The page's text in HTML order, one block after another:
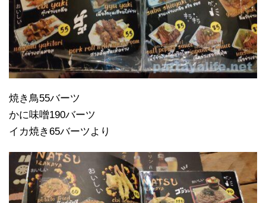
焼き鳥55バーツ
かに味噌190バーツ
イカ焼き65バーツより